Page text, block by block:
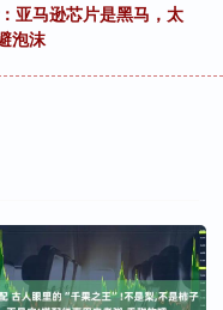
亚马逊芯片是黑马，太
泡沫